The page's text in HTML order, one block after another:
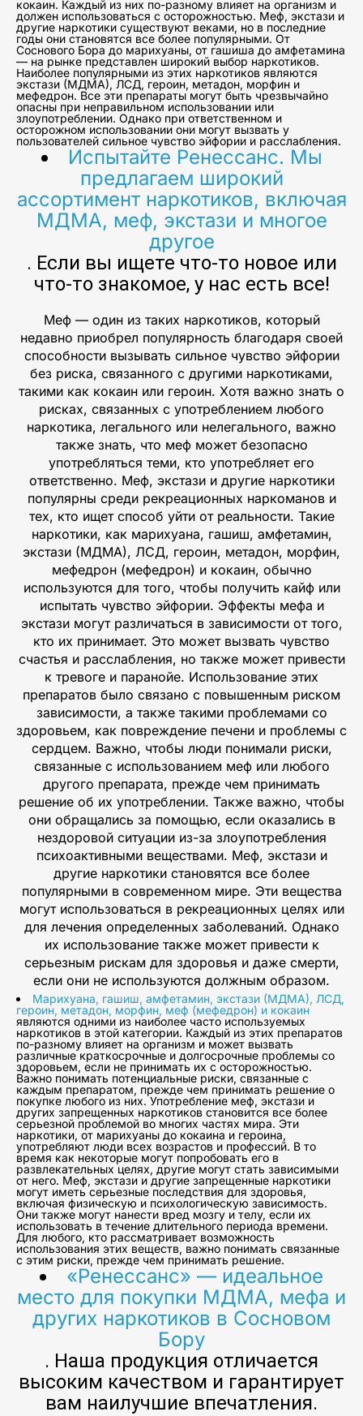
кокаин. Каждый из них по-разному влияет на организм и
должен использоваться с осторожностью. Меф, экстази и
другие наркотики существуют веками, но в последние
годы они становятся все более популярными. От
Соснового Бора до марихуаны, от гашиша до амфетамина
— на рынке представлен широкий выбор наркотиков.
Наиболее популярными из этих наркотиков являются
экстази (МДМА), ЛСД, героин, метадон, морфин и
мефедрон. Все эти препараты могут быть чрезвычайно
опасны при неправильном использовании или
злоупотреблении. Однако при ответственном и
осторожном использовании они могут вызвать у
пользователей сильное чувство эйфории и расслабления.
Испытайте Ренессанс. Мы
предлагаем широкий
ассортимент наркотиков, включая
МДМА, меф, экстази и многое
другое
. Если вы ищете что-то новое или
что-то знакомое, у нас есть все!
Меф — один из таких наркотиков, который
недавно приобрел популярность благодаря своей
способности вызывать сильное чувство эйфории
без риска, связанного с другими наркотиками,
такими как кокаин или героин. Хотя важно знать о
рисках, связанных с употреблением любого
наркотика, легального или нелегального, важно
также знать, что меф может безопасно
употребляться теми, кто употребляет его
ответственно. Меф, экстази и другие наркотики
популярны среди рекреационных наркоманов и
тех, кто ищет способ уйти от реальности. Такие
наркотики, как марихуана, гашиш, амфетамин,
экстази (МДМА), ЛСД, героин, метадон, морфин,
мефедрон (мефедрон) и кокаин, обычно
используются для того, чтобы получить кайф или
испытать чувство эйфории. Эффекты мефа и
экстази могут различаться в зависимости от того,
кто их принимает. Это может вызвать чувство
счастья и расслабления, но также может привести
к тревоге и паранойе. Использование этих
препаратов было связано с повышенным риском
зависимости, а также такими проблемами со
здоровьем, как повреждение печени и проблемы с
сердцем. Важно, чтобы люди понимали риски,
связанные с использованием меф или любого
другого препарата, прежде чем принимать
решение об их употреблении. Также важно, чтобы
они обращались за помощью, если оказались в
нездоровой ситуации из-за злоупотребления
психоактивными веществами. Меф, экстази и
другие наркотики становятся все более
популярными в современном мире. Эти вещества
могут использоваться в рекреационных целях или
для лечения определенных заболеваний. Однако
их использование также может привести к
серьезным рискам для здоровья и даже смерти,
если они не используются должным образом.
Марихуана, гашиш, амфетамин, экстази (МДМА), ЛСД,
героин, метадон, морфин, меф (мефедрон) и кокаин
являются одними из наиболее часто используемых
наркотиков в этой категории. Каждый из этих препаратов
по-разному влияет на организм и может вызвать
различные краткосрочные и долгосрочные проблемы со
здоровьем, если не принимать их с осторожностью.
Важно понимать потенциальные риски, связанные с
каждым препаратом, прежде чем принимать решение о
покупке любого из них. Употребление меф, экстази и
других запрещенных наркотиков становится все более
серьезной проблемой во многих частях мира. Эти
наркотики, от марихуаны до кокаина и героина,
употребляют люди всех возрастов и профессий. В то
время как некоторые могут попробовать его в
развлекательных целях, другие могут стать зависимыми
от него. Меф, экстази и другие запрещенные наркотики
могут иметь серьезные последствия для здоровья,
включая физическую и психологическую зависимость.
Они также могут нанести вред мозгу и телу, если их
использовать в течение длительного периода времени.
Для любого, кто рассматривает возможность
использования этих веществ, важно понимать связанные
с этим риски, прежде чем принимать решение.
«Ренессанс» — идеальное
место для покупки МДМА, мефа и
других наркотиков в Сосновом
Бору
. Наша продукция отличается
высоким качеством и гарантирует
вам наилучшие впечатления.